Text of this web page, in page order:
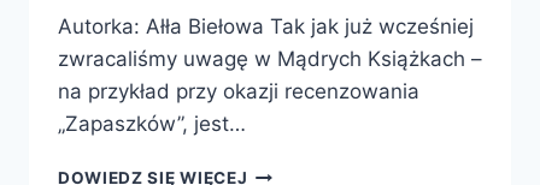
Autorka: Ałła Biełowa Tak jak już wcześniej
zwracaliśmy uwagę w Mądrych Książkach –
na przykład przy okazji recenzowania
„Zapaszków”, jest…
DOWIEDZ SIĘ WIĘCEJ ROBIĄ